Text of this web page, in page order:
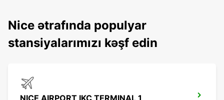
Nice ətrafında populyar
stansiyalarımızı kəşf edin